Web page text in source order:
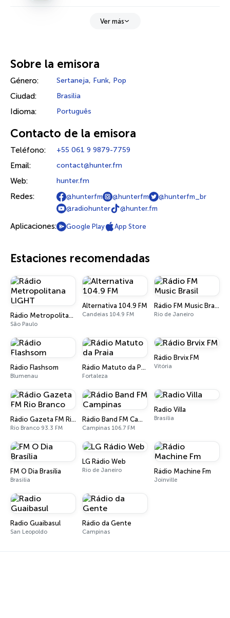
Ver más
Sobre la emisora
Género: Sertaneja, Funk, Pop
Ciudad: Brasilia
Idioma: Português
Contacto de la emisora
Teléfono: +55 061 9 9879-7759
Email: contact@hunter.fm
Web: hunter.fm
Redes: @hunterfm @hunterfm
@hunterfm_br
@radiohunter
@hunter.fm
Aplicaciones: Google Play App Store
Estaciones recomendadas
Rádio Metropolitana LIGHT
São Paulo
Alternativa 104.9 FM
Candeias 104.9 FM
Rádio FM Music Brasil
Río de Janeiro
Rádio Flashsom
Blumenau
Rádio Matuto da Praia
Fortaleza
Rádio Brvix FM
Vitória
Rádio Gazeta FM Rio Branco
Río Branco 93.3 FM
Rádio Band FM Campinas
Campinas 106.7 FM
Radio Villa
Brasilia
FM O Dia Brasília
Brasilia
LG Rádio Web
Río de Janeiro Rádio Machine Fm
Joinville
Radio Guaibasul
San Leopoldo
Rádio da Gente
Campinas